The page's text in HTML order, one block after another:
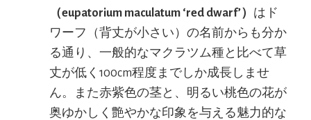
（eupatorium maculatum ‘red dwarf’） はド
ワーフ（背丈が小さい）の名前からも分か
る通り、一般的なマクラツム種と比べて草
丈が低く100cm程度までしか成長しませ
ん。また赤紫色の茎と、明るい桃色の花が
奥ゆかしく艶やかな印象を与える魅力的な